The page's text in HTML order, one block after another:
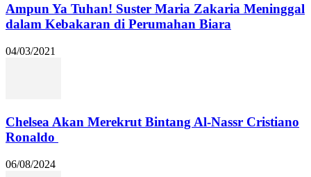
Ampun Ya Tuhan! Suster Maria Zakaria Meninggal
dalam Kebakaran di Perumahan Biara
04/03/2021
Chelsea Akan Merekrut Bintang Al-Nassr Cristiano
Ronaldo
06/08/2024